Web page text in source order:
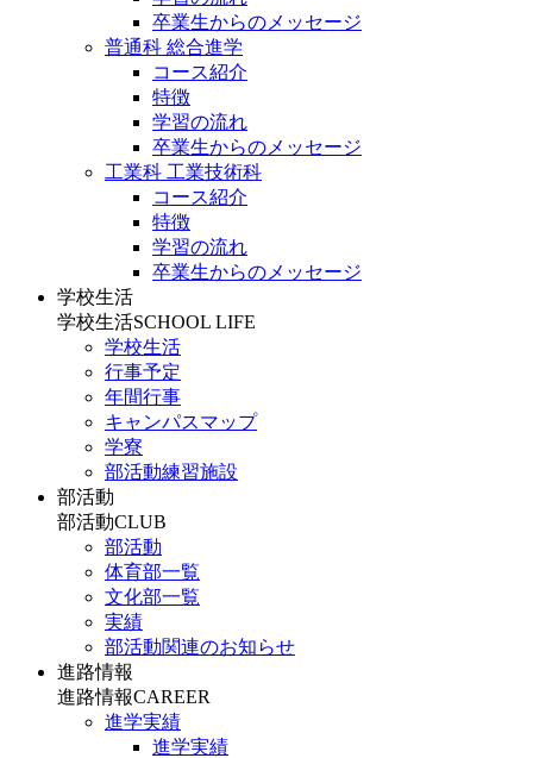
卒業生からのメッセージ
普通科 総合進学
コース紹介
特徴
学習の流れ
卒業生からのメッセージ
工業科 工業技術科
コース紹介
特徴
学習の流れ
卒業生からのメッセージ
学校生活
学校生活SCHOOL LIFE
学校生活
行事予定
年間行事
キャンパスマップ
学寮
部活動練習施設
部活動
部活動CLUB
部活動
体育部一覧
文化部一覧
実績
部活動関連のお知らせ
進路情報
進路情報CAREER
進学実績
進学実績